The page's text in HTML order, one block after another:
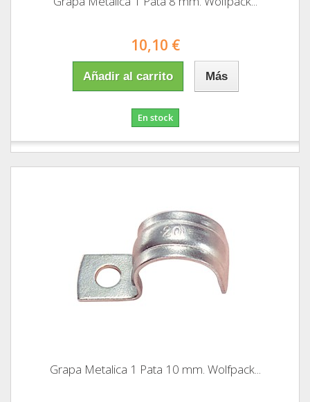
10,10 €
Añadir al carrito Más
En stock
Grapa Metalica 1 Pata 10 mm. Wolfpack...